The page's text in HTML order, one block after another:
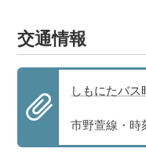
交通情報
しもにたバス
市野萱線・時